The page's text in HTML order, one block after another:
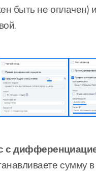
быть не оплачен) и
с
сумму